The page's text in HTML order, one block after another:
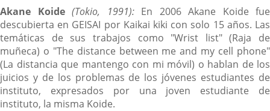
Akane Koide (Tokio, 1991): En 2006 Akane Koide fue
descubierta en GEISAI por Kaikai kiki con solo 15 años. Las
temáticas de sus trabajos como "Wrist list" (Raja de
muñeca) o "The distance between me and my cell phone"
(La distancia que mantengo con mi móvil) o hablan de los
juicios y de los problemas de los jóvenes estudiantes de
instituto, expresados por una joven estudiante de
instituto, la misma Koide.